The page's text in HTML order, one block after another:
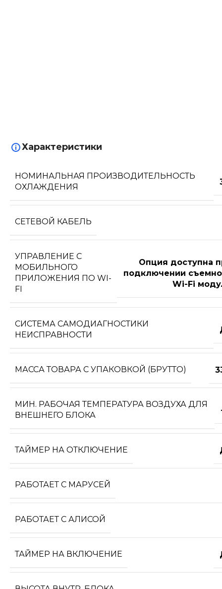
Характеристики
НОМИНАЛЬНАЯ ПРОИЗВОДИТЕЛЬНОСТЬ
ОХЛАЖДЕНИЯ
СЕТЕВОЙ КАБЕЛЬ
УПРАВЛЕНИЕ C
МОБИЛЬНОГО
ПРИЛОЖЕНИЯ ПО WI-
FI
Опция доступна
подключении
Wi-Fi
СИСТЕМА САМОДИАГНОСТИКИ
НЕИСПРАВНОСТИ
МАССА ТОВАРА С УПАКОВКОЙ (БРУТТО)
МИН. РАБОЧАЯ ТЕМПЕРАТУРА ВОЗДУХА ДЛЯ
ВНЕШНЕГО БЛОКА
ТАЙМЕР НА ОТКЛЮЧЕНИЕ
РАБОТАЕТ С МАРУСЕЙ
РАБОТАЕТ С АЛИСОЙ
ТАЙМЕР НА ВКЛЮЧЕНИЕ